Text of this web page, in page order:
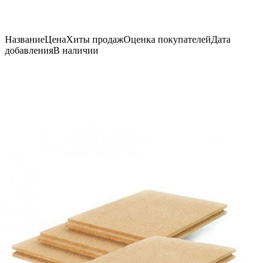
НазваниеЦенаХиты продажОценка покупателейДата
добавленияВ наличии